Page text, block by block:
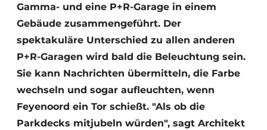
Gamma- und eine P+R-Garage in einem
Gebäude zusammengeführt. Der
spektakuläre Unterschied zu allen anderen
P+R-Garagen wird bald die Beleuchtung sein.
Sie kann Nachrichten übermitteln, die Farbe
wechseln und sogar aufleuchten, wenn
Feyenoord ein Tor schießt. "Als ob die
Parkdecks mitjubeln würden", sagt Architekt